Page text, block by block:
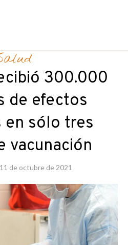
300.000
de efectos
en sólo tres
vacunación
11 de octubre de 2021